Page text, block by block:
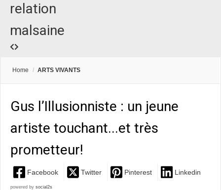
relation
malsaine
Home / ARTS VIVANTS
Gus l’Illusionniste : un jeune
artiste touchant...et très
prometteur!
Facebook Twitter Pinterest Linkedin
powered by social2s